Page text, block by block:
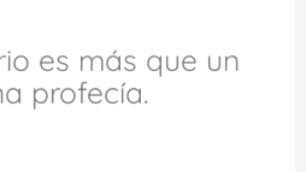
es más que un
profecía.